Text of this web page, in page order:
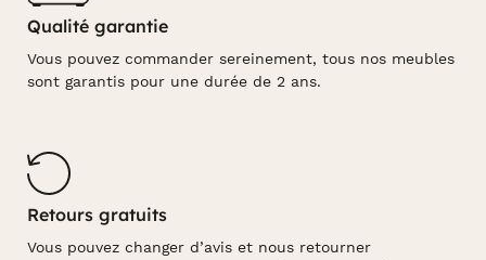
Qualité garantie
Vous pouvez commander sereinement, tous nos meubles
sont garantis pour une durée de 2 ans.
Retours gratuits
Vous pouvez changer d’avis et nous retourner